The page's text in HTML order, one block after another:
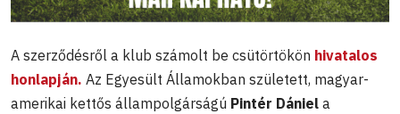
A szerződésről a klub számolt be csütörtökön hivatalos
honlapján. Az Egyesült Államokban született, magyar-
amerikai kettős állampolgárságú Pintér Dániel a